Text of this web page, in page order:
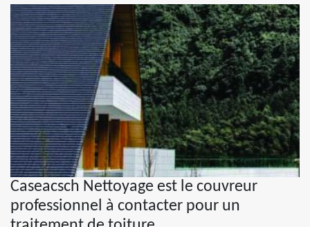
Caseacsch Nettoyage est le couvreur
professionnel à contacter pour un